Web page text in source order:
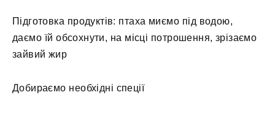
Підготовка продуктів: птаха миємо під водою,
даємо їй обсохнути, на місці потрошення, зрізаємо
зайвий жир
Добираємо необхідні спеції